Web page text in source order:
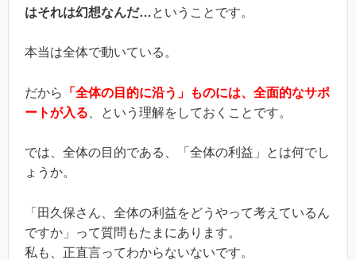
はそれは幻想なんだ…ということです。
本当は全体で動いている。
だから
「全体の目的に沿う」ものには、全面的なサポ
ートが入る 、という理解をしておくことです。
では、全体の目的である、「全体の利益」とは何でし
ょうか。
「田久保さん、全体の利益をどうやって考えているん
ですか」って質問もたまにあります。
私も、正直言ってわからないないです。